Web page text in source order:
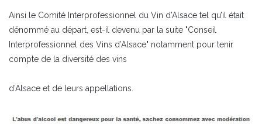
Ainsi le Comité Interprofessionnel du Vin d’Alsace tel qu’il était
dénommé au départ, est-il devenu par la suite "Conseil
Interprofessionnel des Vins d’Alsace" notamment pour tenir
compte de la diversité des vins
d’Alsace et de leurs appellations.